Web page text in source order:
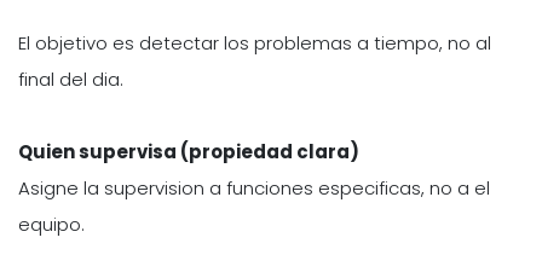
El objetivo es detectar los problemas a tiempo, no al
final del dia.
Quien supervisa (propiedad clara)
Asigne la supervision a funciones especificas, no a el
equipo.